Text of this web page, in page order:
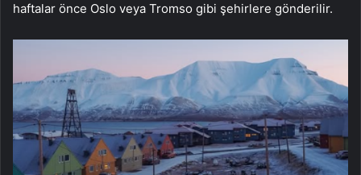
haftalar önce Oslo veya Tromso gibi şehirlere gönderilir.